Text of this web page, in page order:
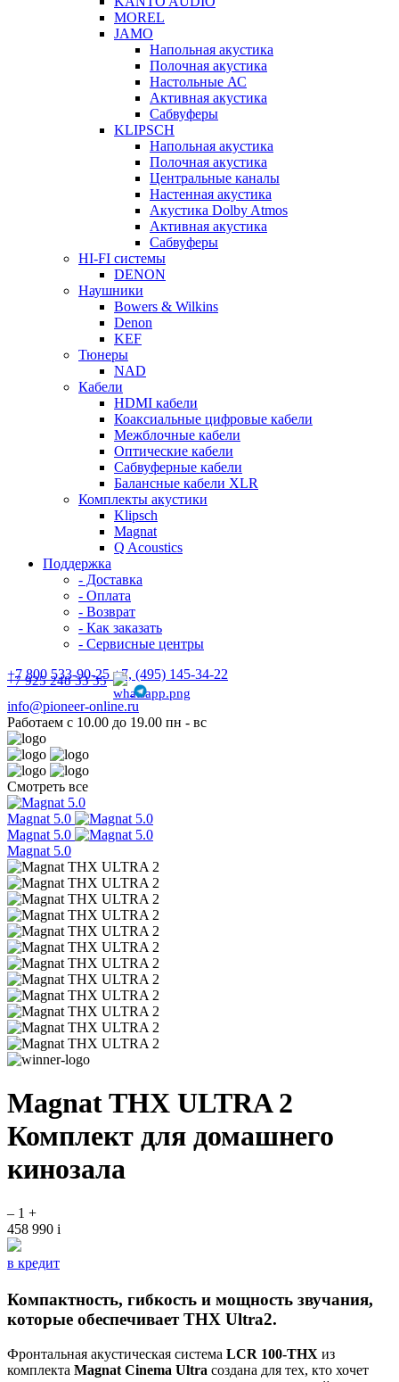
MOREL
JAMO
Напольная акустика
Полочная акустика
Настольные АС
Активная акустика
Сабвуферы
KLIPSCH
Напольная акустика
Полочная акустика
Центральные каналы
Настенная акустика
Акустика Dolby Atmos
Активная акустика
Сабвуферы
HI-FI системы
DENON
Наушники
Bowers & Wilkins
Denon
KEF
Тюнеры
NAD
Кабели
HDMI кабели
Коаксиальные цифровые кабели
Межблочные кабели
Оптические кабели
Сабвуферные кабели
Балансные кабели XLR
Комплекты акустики
Klipsch
Magnat
Q Acoustics
Поддержка
- Доставка
- Оплата
- Возврат
- Как заказать
- Сервисные центры
+7 800 533-90-25 +7, (495) 145-34-22
+7 925 248 33 35
info@pioneer-online.ru
Работаем с 10.00 до 19.00 пн - вс
Смотреть все
Magnat 5.0
Magnat 5.0
Magnat 5.0
Magnat THX ULTRA 2
Комплект для домашнего
кинозала
– 1 +
458 990 i
в кредит
Компактность, гибкость и мощность звучания,
которые обеспечивает THX Ultra2.
Фронтальная акустическая система LCR 100-THX из
комплекта Magnat Cinema Ultra создана для тех, кто хочет